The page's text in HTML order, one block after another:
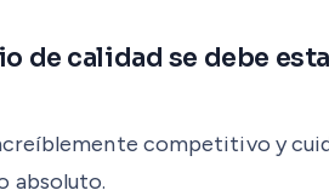
de calidad se debe
competitivo y
absoluto.